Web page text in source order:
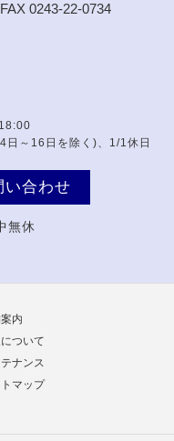
0243-22-0734
日～16日を除く)、1/1休日
い合わせ
無休
内
ついて
ナンス
マップ